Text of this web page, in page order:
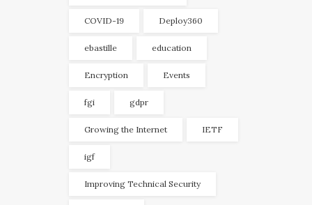
COVID-19 Deploy360
ebastille education
Encryption Events
fgi gdpr
Growing the Internet IETF
igf
Improving Technical Security